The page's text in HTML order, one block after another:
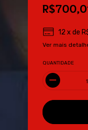
12 x de
Ver mais
QUANTIDADE